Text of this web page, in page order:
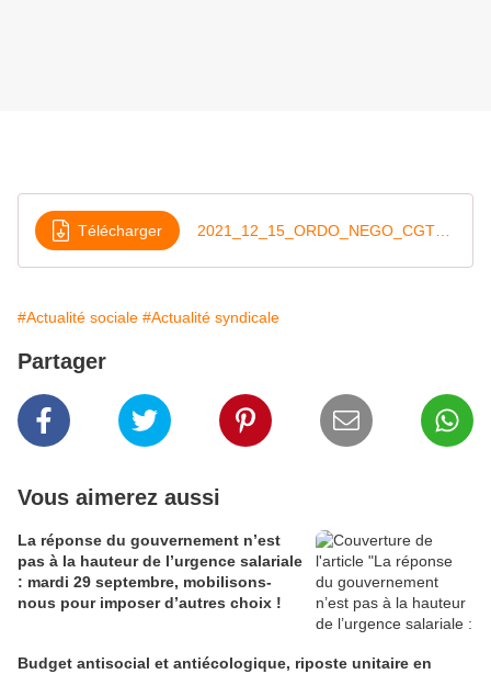
Télécharger
#Actualité sociale #Actualité syndicale
Partager
Vous aimerez aussi
La réponse du gouvernement n’est
pas à la hauteur de l’urgence salariale
: mardi 29 septembre, mobilisons-
nous pour imposer d’autres choix !
Budget antisocial et antiécologique, riposte unitaire en